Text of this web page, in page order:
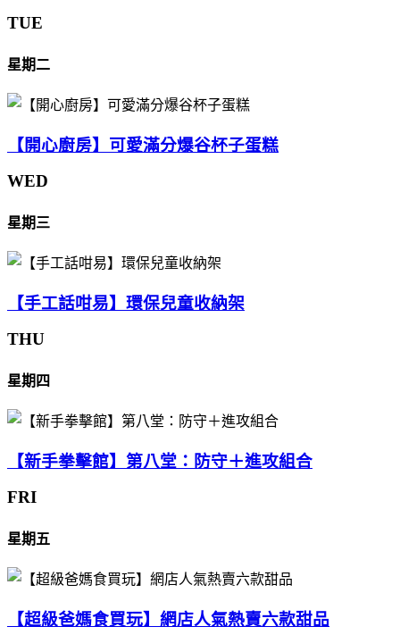
TUE
星期二
【開心廚房】可愛滿分爆谷杯子蛋糕
WED
星期三
【手工話咁易】環保兒童收納架
THU
星期四
【新手拳擊館】第八堂：防守＋進攻組合
FRI
星期五
【超級爸媽食買玩】網店人氣熱賣六款甜品